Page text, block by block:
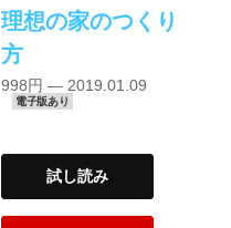
理想の家のつくり
方
998円 — 2019.01.09
電子版あり
試し読み